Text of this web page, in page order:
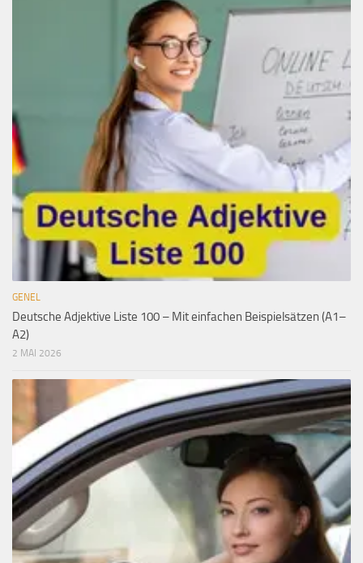
GENEL
Deutsche Adjektive Liste 100 – Mit einfachen Beispielsätzen (A1–
A2)
2 MAI 2026